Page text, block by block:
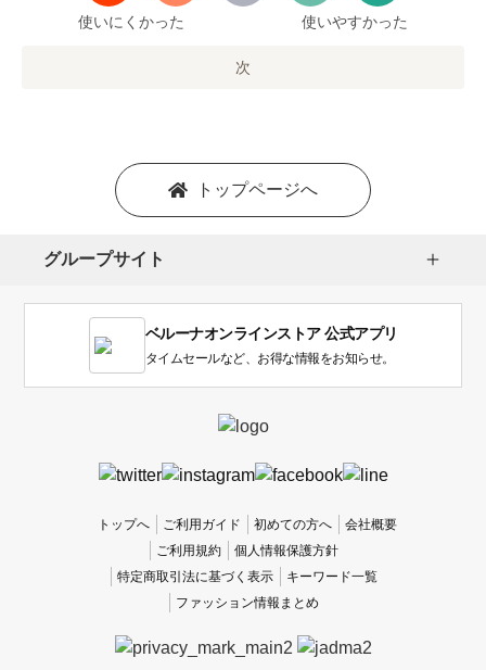
い
使いにくかった 使いやすかった
次
トップページへ
グループサイト
ベルーナオンラインストア 公式アプリ
タイムセールなど、お得な情報をお知らせ。
トップへ ご利用ガイド 初めての方へ
会社概要
ご利用規約
個人情報保護方針
特定商取引法に基づく表示
キーワード一覧
ファッション情報まとめ